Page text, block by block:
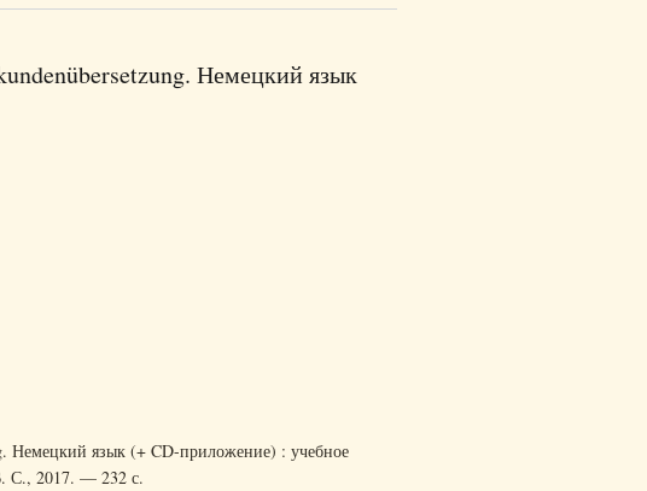
методики преподавания. Вып. 1
Немецкий язык
Немецкий язык (+ CD-приложение) : учебное
С., 2017. — 232 с.